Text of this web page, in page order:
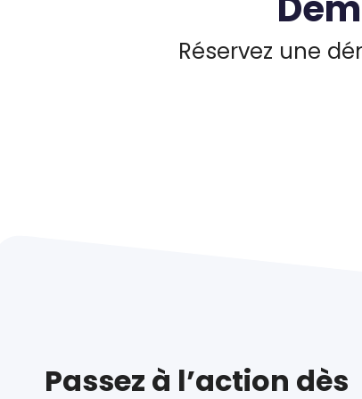
Réservez une
Passez à l’action dès